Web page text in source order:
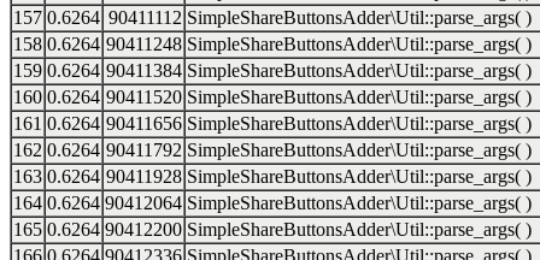
157 0.6264 90411112 SimpleShareButtonsAdder\Util::parse_args( )
158 0.6264 90411248 SimpleShareButtonsAdder\Util::parse_args( )
159 0.6264 90411384 SimpleShareButtonsAdder\Util::parse_args( )
160 0.6264 90411520 SimpleShareButtonsAdder\Util::parse_args( )
161 0.6264 90411656 SimpleShareButtonsAdder\Util::parse_args( )
162 0.6264 90411792 SimpleShareButtonsAdder\Util::parse_args( )
163 0.6264 90411928 SimpleShareButtonsAdder\Util::parse_args( )
164 0.6264 90412064 SimpleShareButtonsAdder\Util::parse_args( )
165 0.6264 90412200 SimpleShareButtonsAdder\Util::parse_args( )
166 0.6264 90412336 SimpleShareButtonsAdder\Util::parse_args( )